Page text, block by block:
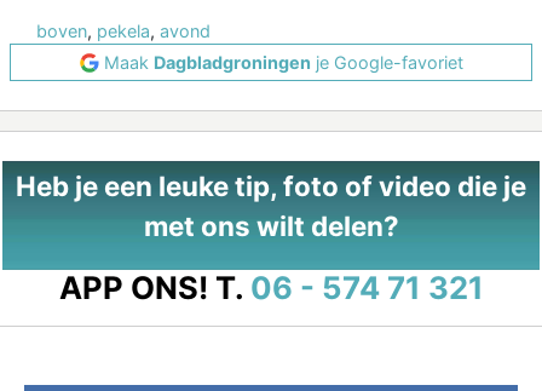
boven, pekela, avond
Maak Dagbladgroningen je Google-favoriet
Heb je een leuke tip, foto of video die je
met ons wilt delen?
APP ONS! T. 06 - 574 71 321